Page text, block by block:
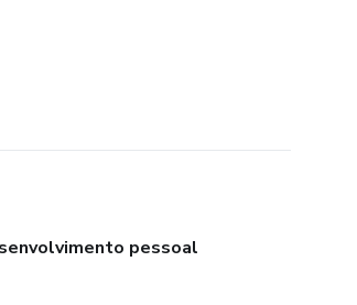
pessoal